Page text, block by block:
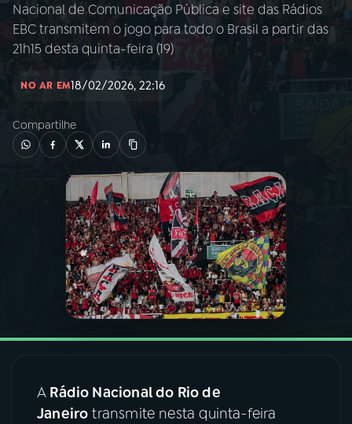
INÍCIO
02A RÁDIO
03 PROGRAMAÇÃO
PROGRAMAS
PODCASTS
VIDEOCASTS
Nacional de Comunicação Pública e site das Rádios
EBC transmitem o jogo para todo o Brasil a partir das
21h15 desta quinta-feira (19)
NO AR EM18/02/2026, 22:16
Compartilhe
A Rádio Nacional do Rio de
Janeiro transmite nesta quinta-feira